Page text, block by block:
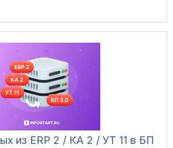
из ERP 2 / КА 2 / УТ 11 в БП